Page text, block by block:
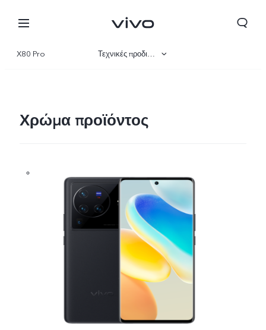
X80 Pro Τεχνικές προδιαγραφές
Χρώμα προϊόντος